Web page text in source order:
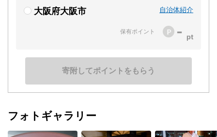
大阪府大阪市 自治体紹介
保有ポイント -
寄附してポイントをもらう
フォトギャラリー